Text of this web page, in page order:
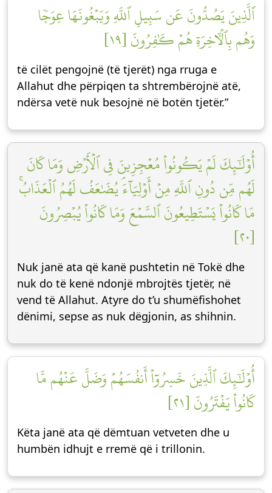
ٱلَّذِينَ يَصُدُّونَ عَن سَبِيلِ ٱللَّهِ وَيَبۡغُونَهَا عِوَجٗا
وَهُم بِٱلۡأٓخِرَةِ هُمۡ كَٰفِرُونَ [١٩]
të cilët pengojnë (të tjerët) nga rruga e
Allahut dhe përpiqen ta shtrembërojnë atë,
ndërsa vetë nuk besojnë në botën tjetër.”
أُوْلَٰٓئِكَ لَمۡ يَكُونُواْ مُعۡجِزِينَ فِي ٱلۡأَرۡضِ وَمَا كَانَ
لَهُم مِّن دُونِ ٱللَّهِ مِنۡ أَوۡلِيَآءَۘ يُضَٰعَفُ لَهُمُ ٱلۡعَذَابُۚ
مَا كَانُواْ يَسۡتَطِيعُونَ ٱلسَّمۡعَ وَمَا كَانُواْ يُبۡصِرُونَ
[٢٠]
Nuk janë ata që kanë pushtetin në Tokë dhe
nuk do të kenë ndonjë mbrojtës tjetër, në
vend të Allahut. Atyre do t’u shumëfishohet
dënimi, sepse as nuk dëgjonin, as shihnin.
أُوْلَٰٓئِكَ ٱلَّذِينَ خَسِرُوٓاْ أَنفُسَهُمۡ وَضَلَّ عَنۡهُم مَّا
كَانُواْ يَفۡتَرُونَ [٢١]
Këta janë ata që dëmtuan vetveten dhe u
humbën idhujt e rremë që i trillonin.